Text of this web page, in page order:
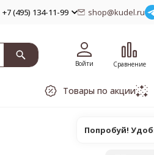
+7 (495) 134-11-99 shop@kudel.ru
Войти Сравнение
Товары по акции
Попробуй!